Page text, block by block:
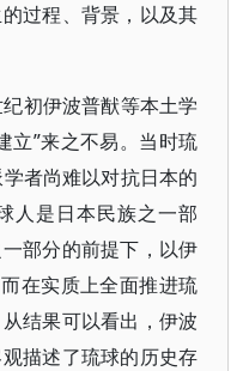
过程、背景，以及其
初伊波普猷等本土学
立”来之不易。当时琉
者尚难以对抗日本的
人是日本民族之一部
部分的前提下，以伊
在实质上全面推进琉
结果可以看出，伊波
描述了琉球的历史存